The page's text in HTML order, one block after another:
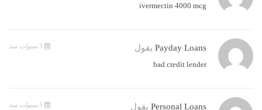
ivermectin 4000 mcg
Payday Loans يقول
bad credit lender
Personal Loans يقول